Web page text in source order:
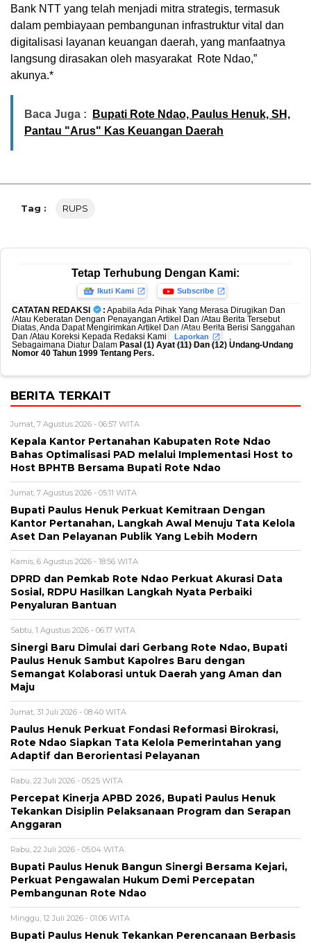
Bank NTT yang telah menjadi mitra strategis, termasuk
dalam pembiayaan pembangunan infrastruktur vital dan
digitalisasi layanan keuangan daerah, yang manfaatnya
langsung dirasakan oleh masyarakat Rote Ndao,”
akunya.*
Baca Juga :
Bupati Rote Ndao, Paulus Henuk, SH,
Pantau "Arus" Kas Keuangan Daerah
Tag : RUPS
Tetap Terhubung Dengan Kami:
Ikuti Kami Subscribe
CATATAN REDAKSI : Apabila Ada Pihak Yang Merasa Dirugikan Dan
/Atau Keberatan Dengan Penayangan Artikel Dan /Atau Berita Tersebut
Diatas, Anda Dapat Mengirimkan Artikel Dan /Atau Berita Berisi Sanggahan
Dan /Atau Koreksi Kepada Redaksi Kami
Laporkan
,
Sebagaimana Diatur Dalam Pasal (1) Ayat (11) Dan (12) Undang-Undang
Nomor 40 Tahun 1999 Tentang Pers.
BERITA TERKAIT
Jumat, 7 Agustus 2026 - 06:57 WITA
Kepala Kantor Pertanahan Kabupaten Rote Ndao
Bahas Optimalisasi PAD melalui Implementasi Host to
Host BPHTB Bersama Bupati Rote Ndao
Jumat, 7 Agustus 2026 - 05:11 WITA
Bupati Paulus Henuk Perkuat Kemitraan Dengan
Kantor Pertanahan, Langkah Awal Menuju Tata Kelola
Aset Dan Pelayanan Publik Yang Lebih Modern
Kamis, 6 Agustus 2026 - 18:56 WITA
DPRD dan Pemkab Rote Ndao Perkuat Akurasi Data
Sosial, RDPU Hasilkan Langkah Nyata Perbaiki
Penyaluran Bantuan
Sabtu, 1 Agustus 2026 - 06:17 WITA
Sinergi Baru Dimulai dari Gerbang Rote Ndao, Bupati
Paulus Henuk Sambut Kapolres Baru dengan
Semangat Kolaborasi untuk Daerah yang Aman dan
Maju
Jumat, 31 Juli 2026 - 08:40 WITA
Paulus Henuk Perkuat Fondasi Reformasi Birokrasi,
Rote Ndao Siapkan Tata Kelola Pemerintahan yang
Adaptif dan Berorientasi Pelayanan
Rabu, 22 Juli 2026 - 05:25 WITA
Percepat Kinerja APBD 2026, Bupati Paulus Henuk
Tekankan Disiplin Pelaksanaan Program dan Serapan
Anggaran
Rabu, 22 Juli 2026 - 05:04 WITA
Bupati Paulus Henuk Bangun Sinergi Bersama Kejari,
Perkuat Pengawalan Hukum Demi Percepatan
Pembangunan Rote Ndao
Minggu, 12 Juli 2026 - 01:06 WITA
Bupati Paulus Henuk Tekankan Perencanaan Berbasis